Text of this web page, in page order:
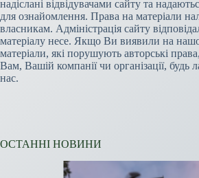
надіслані відвідувачами сайту та
для ознайомлення. Права на матеріали
власникам. Адміністрація сайту
матеріалу несе. Якщо Ви виявили на
матеріали, які порушують авторські
Вам, Вашій компанії чи організації, будь
нас.
ОСТАННІ НОВИНИ